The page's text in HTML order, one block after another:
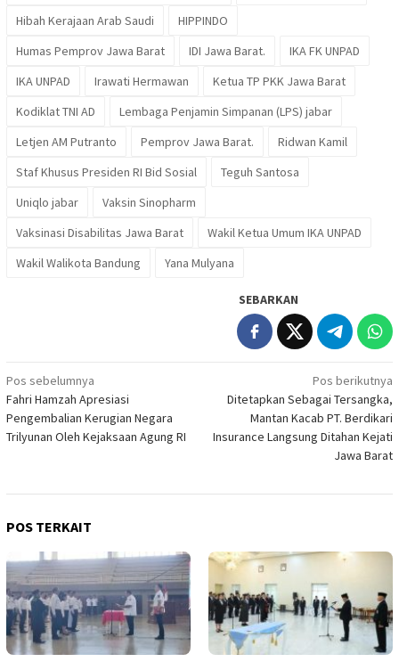
Hibah Kerajaan Arab Saudi
HIPPINDO
Humas Pemprov Jawa Barat
IDI Jawa Barat.
IKA FK UNPAD
IKA UNPAD
Irawati Hermawan
Ketua TP PKK Jawa Barat
Kodiklat TNI AD
Lembaga Penjamin Simpanan (LPS) jabar
Letjen AM Putranto
Pemprov Jawa Barat.
Ridwan Kamil
Staf Khusus Presiden RI Bid Sosial
Teguh Santosa
Uniqlo jabar
Vaksin Sinopharm
Vaksinasi Disabilitas Jawa Barat
Wakil Ketua Umum IKA UNPAD
Wakil Walikota Bandung
Yana Mulyana
SEBARKAN
Navigasi
pos
Pos sebelumnya
Fahri Hamzah Apresiasi
Pengembalian Kerugian Negara
Trilyunan Oleh Kejaksaan Agung RI
Pos berikutnya
Ditetapkan Sebagai Tersangka,
Mantan Kacab PT. Berdikari
Insurance Langsung Ditahan Kejati
Jawa Barat
POS TERKAIT